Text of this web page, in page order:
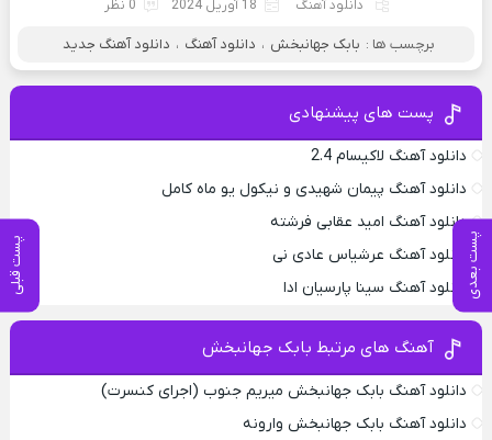
پست بعدی پست قبلی
دانلود آهنگ 18 آوریل 2024 0 نظر
برچسب ها : بابک جهانبخش ، دانلود آهنگ ، دانلود آهنگ جدید
پست های پیشنهادی
دانلود آهنگ لاکیسام 2.4
دانلود آهنگ پیمان شهیدی و نیکول یو ماه کامل
دانلود آهنگ امید عقابی فرشته
دانلود آهنگ عرشیاس عادی نی
دانلود آهنگ سینا پارسیان ادا
آهنگ های مرتبط بابک جهانبخش
دانلود آهنگ بابک جهانبخش میریم جنوب (اجرای کنسرت)
دانلود آهنگ بابک جهانبخش وارونه